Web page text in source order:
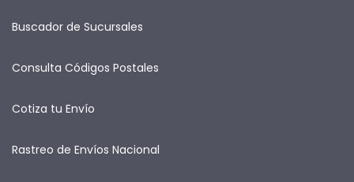
Buscador de Sucursales
Consulta Códigos Postales
Cotiza tu Envío
Rastreo de Envíos Nacional